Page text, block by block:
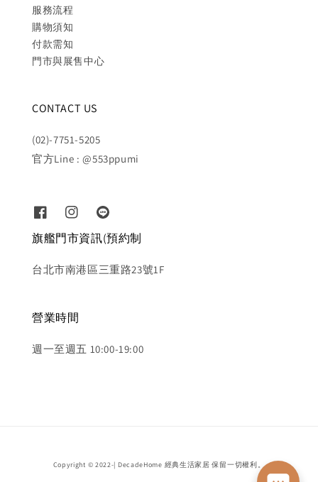
服務流程
購物須知
付款需知
門市與展售中心
CONTACT US
(02)-7751-5205
官方Line : @553ppumi
旗艦門市資訊(預約制
台北市南港區三重路23號1F
營業時間
週一至週五 10:00-19:00
Copyright © 2022-| DecadeHome 經典生活家居 保留一切權利。